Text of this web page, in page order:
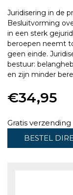
Juridisering in de
Besluitvorming
in een sterk
beroepen neemt
geen einde.
bestuur:
en zijn minder
€34,95
Gratis verzending
BESTEL